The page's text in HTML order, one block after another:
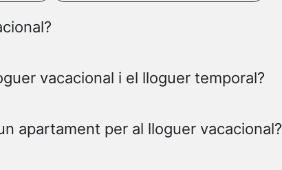
vacacional i el lloguer temporal?
apartament per al lloguer vacacional?